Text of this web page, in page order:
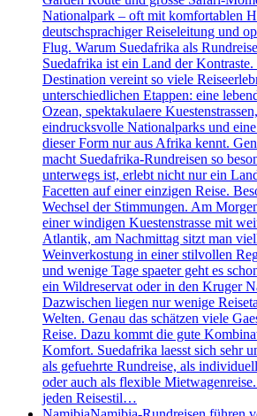
Nationalpark – oft mit komfortablen
deutschsprachiger Reiseleitung und
Flug. Warum Suedafrika als
Suedafrika ist ein Land der
Destination vereint so viele
unterschiedlichen Etappen: eine
Ozean, spektakulaere
eindrucksvolle Nationalparks und
dieser Form nur aus Afrika kennt.
macht Suedafrika-Rundreisen so
unterwegs ist, erlebt nicht nur ein
Facetten auf einer einzigen Reise.
Wechsel der Stimmungen. Am
einer windigen Kuestenstrasse mit
Atlantik, am Nachmittag sitzt man
Weinverkostung in einer stilvollen
und wenige Tage spaeter geht es
ein Wildreservat oder in den Kruger
Dazwischen liegen nur wenige
Welten. Genau das schätzen viele
Reise. Dazu kommt die gute
Komfort. Suedafrika laesst sich sehr
als gefuehrte Rundreise, als
oder auch als flexible
jeden Reisestil…